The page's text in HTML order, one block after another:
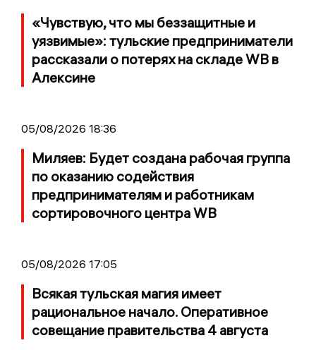
«Чувствую, что мы беззащитные и
уязвимые»: тульские предприниматели
рассказали о потерях на складе WB в
Алексине
05/08/2026 18:36
Миляев: Будет создана рабочая группа
по оказанию содействия
предпринимателям и работникам
сортировочного центра WB
05/08/2026 17:05
Всякая тульская магия имеет
рациональное начало. Оперативное
совещание правительства 4 августа